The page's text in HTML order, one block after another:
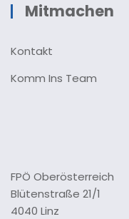
Mitmachen
Kontakt
Komm Ins Team
FPÖ Oberösterreich
Blütenstraße 21/1
4040 Linz